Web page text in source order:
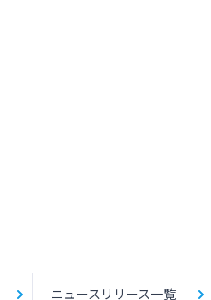
ニュースリリース一覧